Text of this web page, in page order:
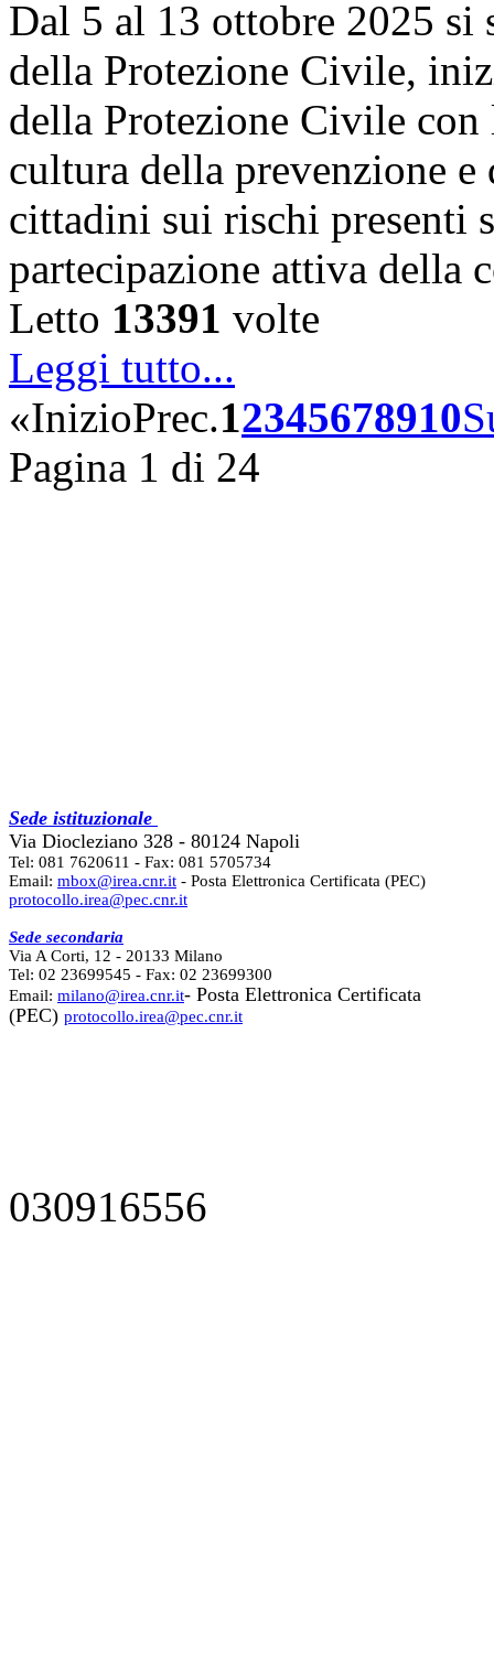
Dal 5 al 13 ottobre 2025 si
della Protezione Civile,
della Protezione Civile
cultura della prevenzione
cittadini sui rischi presenti
partecipazione attiva
Letto 13391 volte
Leggi tutto...
«InizioPrec.12345678910
Pagina 1 di 24
Sede istituzionale
Via Diocleziano 328 - 80124 Napoli
Tel: 081 7620611 - Fax: 081 5705734
Email: mbox@irea.cnr.it - Posta Elettronica Certificata (PEC)
protocollo.irea@pec.cnr.it
Sede secondaria
Via A Corti, 12 - 20133 Milano
Tel: 02 23699545 - Fax: 02 23699300
Email: milano@irea.cnr.it- Posta Elettronica Certificata
(PEC) protocollo.irea@pec.cnr.it
030916556